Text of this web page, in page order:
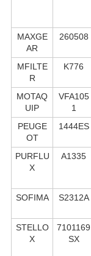
MAXGE
AR
260508
MFILTE
R
K776
MOTAQ
UIP
VFA105
1
PEUGE
OT
1444ES
PURFLU
X
A1335
SOFIMA S2312A
STELLO
X
7101169
SX